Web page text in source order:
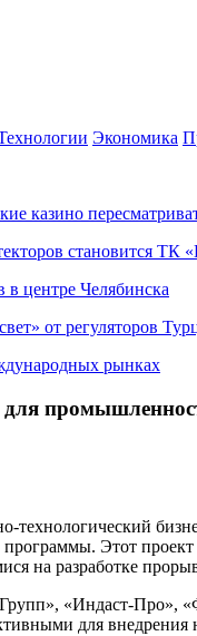
Экономика
казино
становится ТК
в центре Челябинска
от регуляторов
рынках
для
технологический
Этот
на разработке
«Индаст-Про»,
для внедрения